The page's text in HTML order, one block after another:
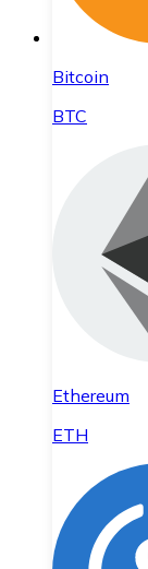
Bitcoin
BTC
Ethereum
ETH